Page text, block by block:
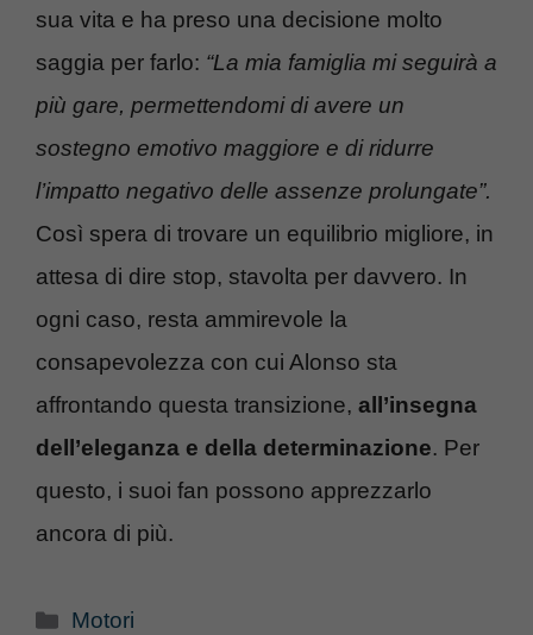
sua vita e ha preso una decisione molto
saggia per farlo: “La mia famiglia mi seguirà a
più gare, permettendomi di avere un
sostegno emotivo maggiore e di ridurre
l’impatto negativo delle assenze prolungate”.
Così spera di trovare un equilibrio migliore, in
attesa di dire stop, stavolta per davvero. In
ogni caso, resta ammirevole la
consapevolezza con cui Alonso sta
affrontando questa transizione, all’insegna
dell’eleganza e della determinazione. Per
questo, i suoi fan possono apprezzarlo
ancora di più.
Categorie
Motori